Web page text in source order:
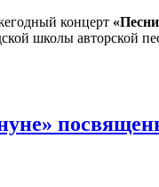
концерт
школы авторской